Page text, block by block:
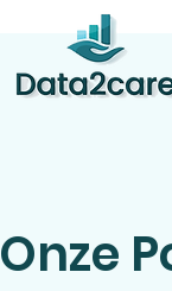
Onze